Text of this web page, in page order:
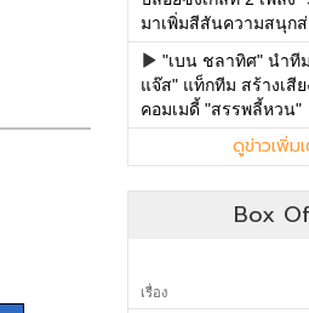
มาเพิ่มสีสันความสนุกส่
"เบน ชลาทิศ" นำที
แจ๊ส" แท็กทีม สร้างเสี
คอมเมดี้ "สรรพลี้หวน"
ดูข่าวเพิ่ม
Box
เรื่อง